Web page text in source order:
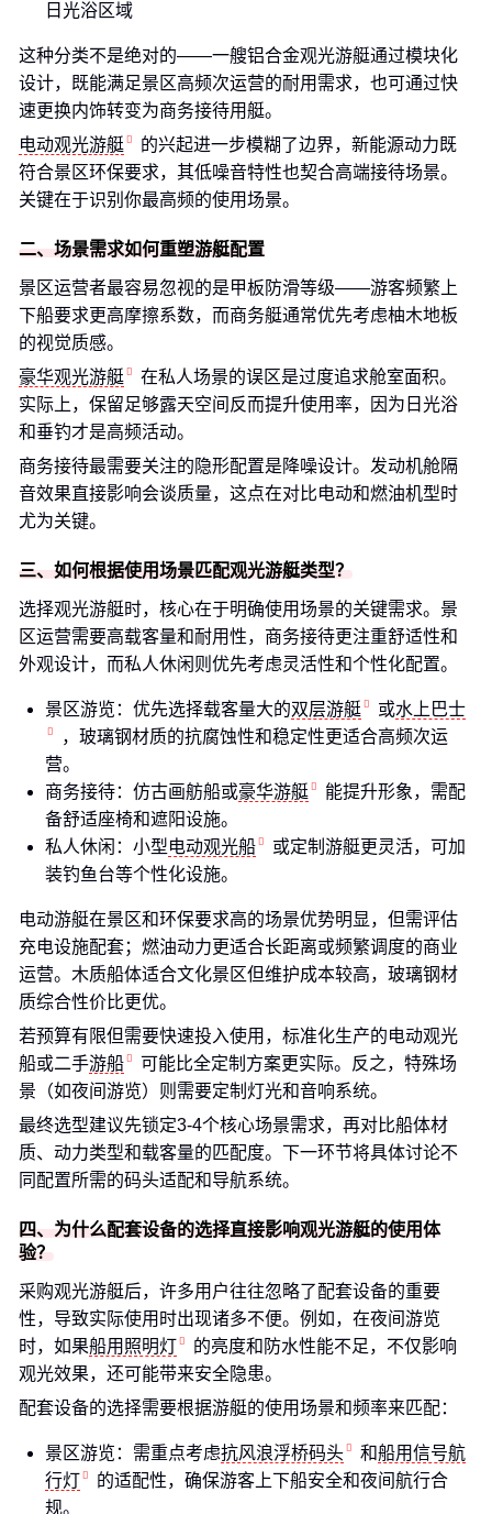
日光浴区域
这种分类不是绝对的——一艘铝合金观光游艇通过模块化
设计，既能满足景区高频次运营的耐用需求，也可通过快
速更换内饰转变为商务接待用艇。
电动观光游艇
的兴起进一步模糊了边界，新能源动力既
符合景区环保要求，其低噪音特性也契合高端接待场景。
关键在于识别你最高频的使用场景。
二、场景需求如何重塑游艇配置
景区运营者最容易忽视的是甲板防滑等级——游客频繁上
下船要求更高摩擦系数，而商务艇通常优先考虑柚木地板
的视觉质感。
豪华观光游艇
在私人场景的误区是过度追求舱室面积。
实际上，保留足够露天空间反而提升使用率，因为日光浴
和垂钓才是高频活动。
商务接待最需要关注的隐形配置是降噪设计。发动机舱隔
音效果直接影响会谈质量，这点在对比电动和燃油机型时
尤为关键。
三、如何根据使用场景匹配观光游艇类型？
选择观光游艇时，核心在于明确使用场景的关键需求。景
区运营需要高载客量和耐用性，商务接待更注重舒适性和
外观设计，而私人休闲则优先考虑灵活性和个性化配置。
景区游览：优先选择载客量大的双层游艇 或水上巴士
，玻璃钢材质的抗腐蚀性和稳定性更适合高频次运
营。
商务接待：仿古画舫船或豪华游艇
能提升形象，需配
备舒适座椅和遮阳设施。
私人休闲：小型电动观光船
或定制游艇更灵活，可加
装钓鱼台等个性化设施。
电动游艇在景区和环保要求高的场景优势明显，但需评估
充电设施配套；燃油动力更适合长距离或频繁调度的商业
运营。木质船体适合文化景区但维护成本较高，玻璃钢材
质综合性价比更优。
若预算有限但需要快速投入使用，标准化生产的电动观光
船或二手游船
可能比全定制方案更实际。反之，特殊场
景（如夜间游览）则需要定制灯光和音响系统。
最终选型建议先锁定3-4个核心场景需求，再对比船体材
质、动力类型和载客量的匹配度。下一环节将具体讨论不
同配置所需的码头适配和导航系统。
四、为什么配套设备的选择直接影响观光游艇的使用体
验？
采购观光游艇后，许多用户往往忽略了配套设备的重要
性，导致实际使用时出现诸多不便。例如，在夜间游览
时，如果船用照明灯
的亮度和防水性能不足，不仅影响
观光效果，还可能带来安全隐患。
配套设备的选择需要根据游艇的使用场景和频率来匹配：
景区游览：需重点考虑抗风浪浮桥码头 和船用信号航
行灯
的适配性，确保游客上下船安全和夜间航行合
规。